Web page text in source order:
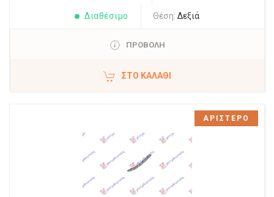
Διαθέσιμο Θέση: Δεξιά
ΠΡΟΒΟΛΗ
ΣΤΟ ΚΑΛΆΘΙ
ΑΡΙΣΤΕΡΟ